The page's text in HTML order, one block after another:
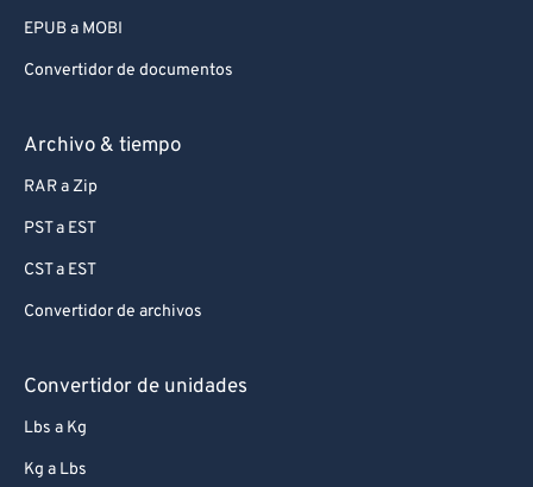
EPUB a MOBI
Convertidor de documentos
Archivo & tiempo
RAR a Zip
PST a EST
CST a EST
Convertidor de archivos
Convertidor de unidades
Lbs a Kg
Kg a Lbs